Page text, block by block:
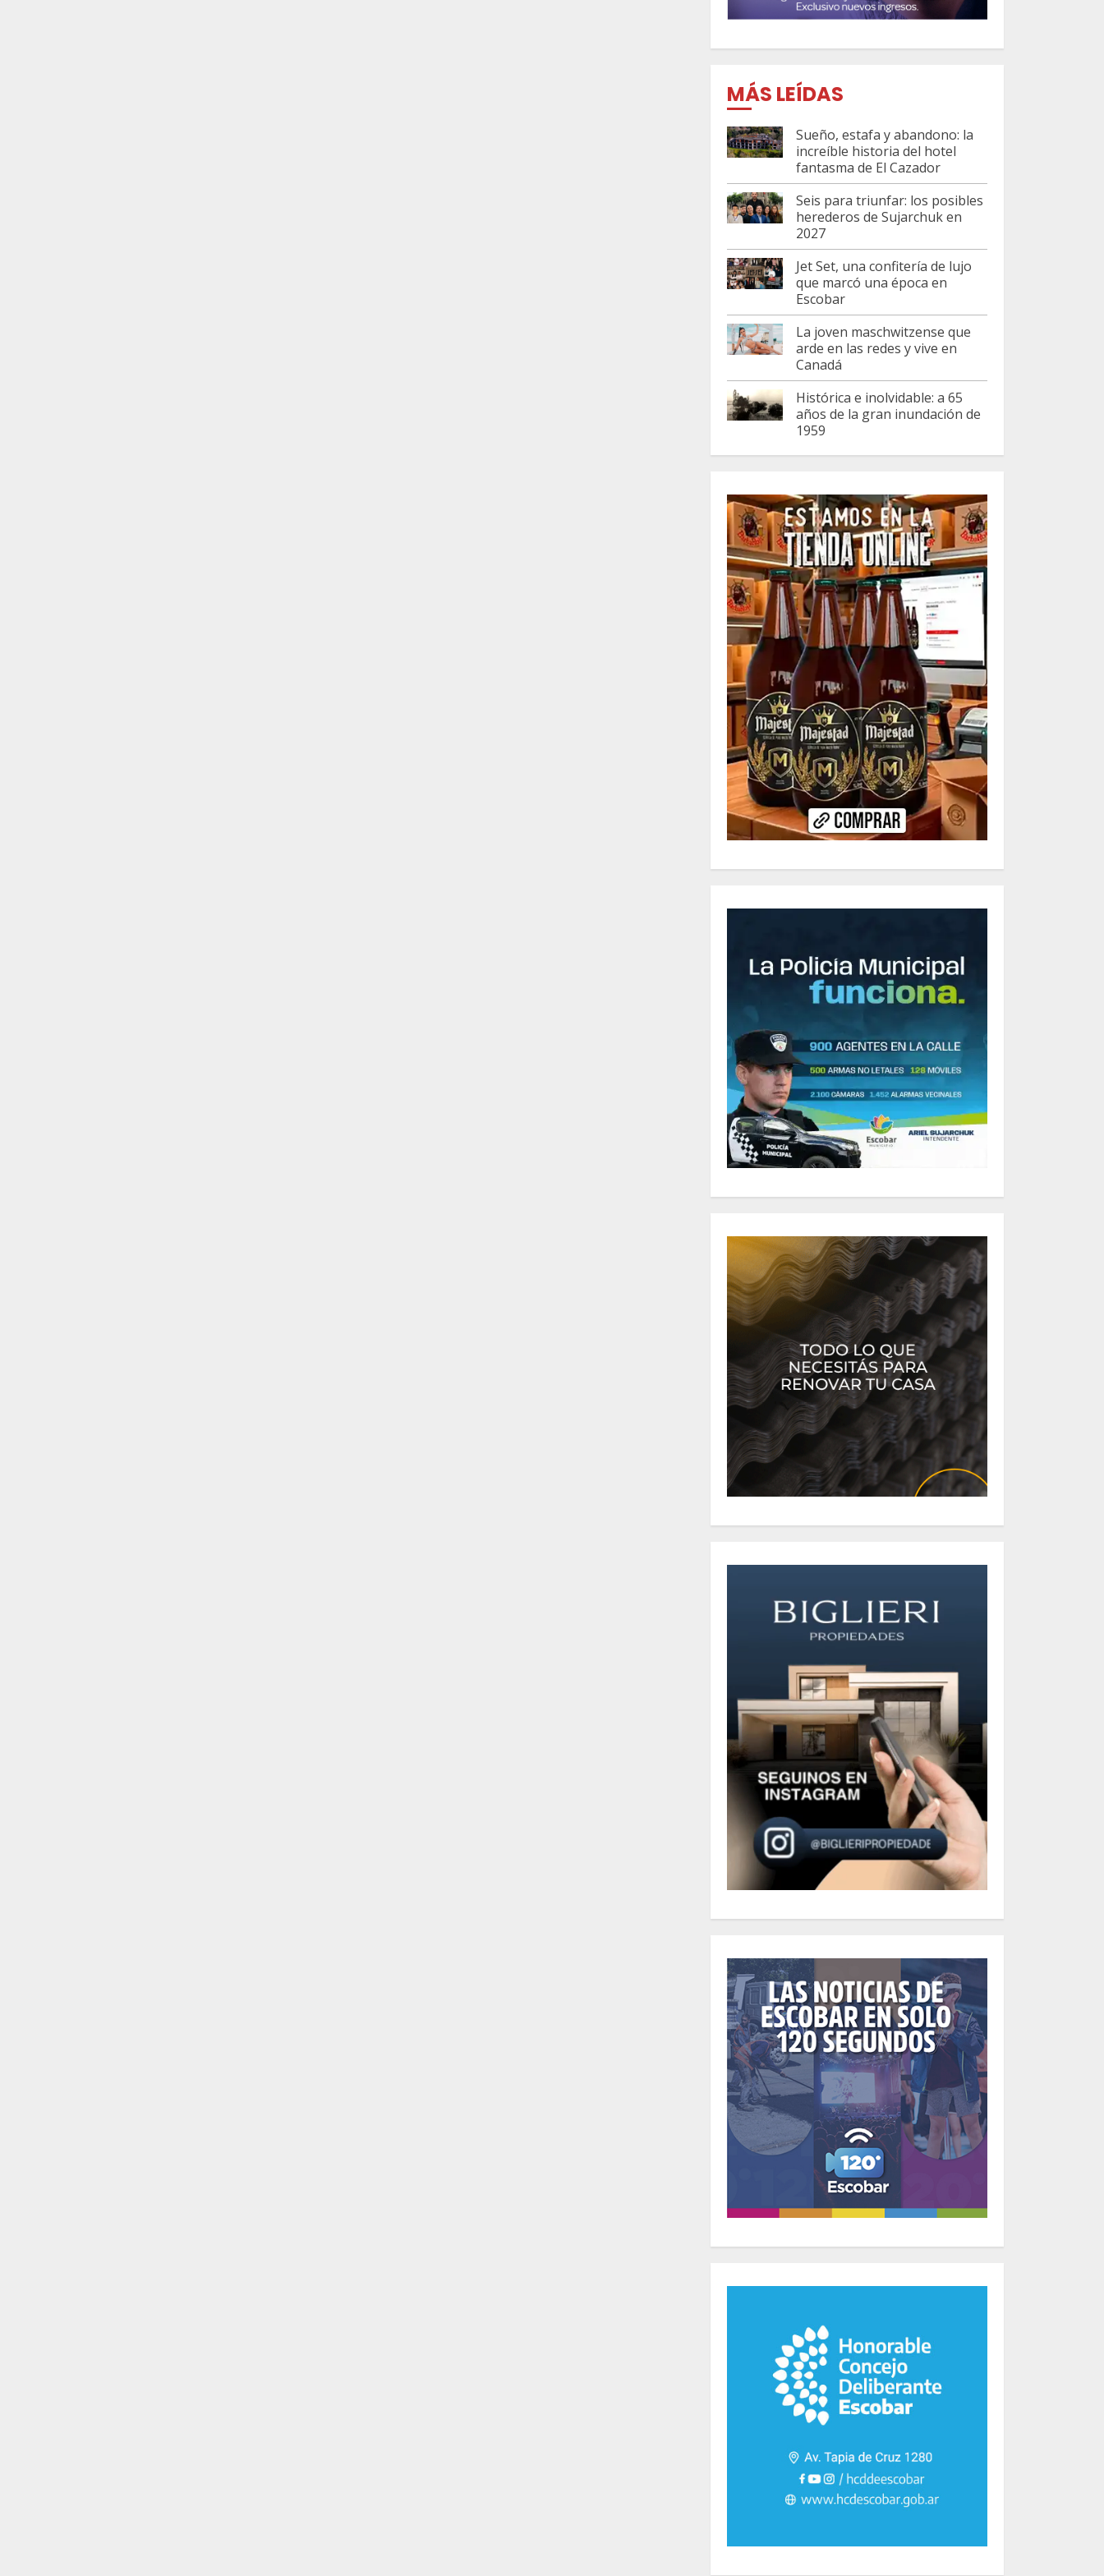
MÁS LEÍDAS
Sueño, estafa y abandono: la
increíble historia del hotel
fantasma de El Cazador
Seis para triunfar: los posibles
herederos de Sujarchuk en
2027
Jet Set, una confitería de lujo
que marcó una época en
Escobar
La joven maschwitzense que
arde en las redes y vive en
Canadá
Histórica e inolvidable: a 65
años de la gran inundación de
1959